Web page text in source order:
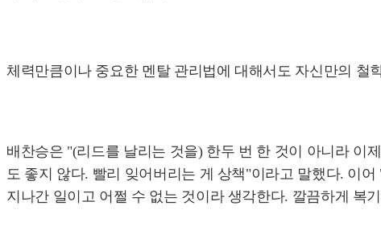
체력만큼이나 중요한 멘탈 관리법에 대해서도 자신만의
배찬승은 "(리드를 날리는 것을) 한두 번 한 것이 아니라 이
도 좋지 않다. 빨리 잊어버리는 게 상책"이라고 말했다. 이
지나간 일이고 어쩔 수 없는 것이라 생각한다. 깔끔하게 복